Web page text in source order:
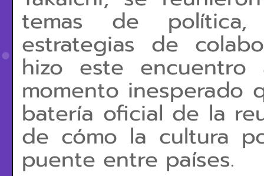
temas de política,
estrategias de
hizo este
momento inesperado
batería oficial de la
de cómo la cultura
puente entre países.